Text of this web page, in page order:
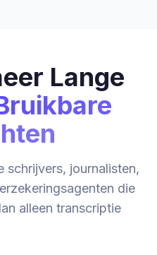
Lange
schrijvers, journalisten,
die
alleen transcriptie